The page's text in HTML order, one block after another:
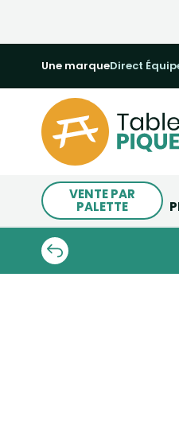
Une marqueDirect
VENTE PAR
PALETTE